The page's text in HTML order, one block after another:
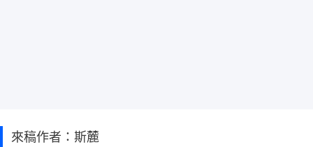
來稿作者：斯麓